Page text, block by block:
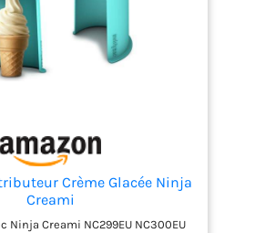
plaisir sans fin de glace Large
en silicone peuvent être
avec les pints et les protéger
la poussière de l'extérieur. En
glacée, vous pouvez également
Crème Glacée Ninja
Creami
Ninja Creami NC299EU NC300EU